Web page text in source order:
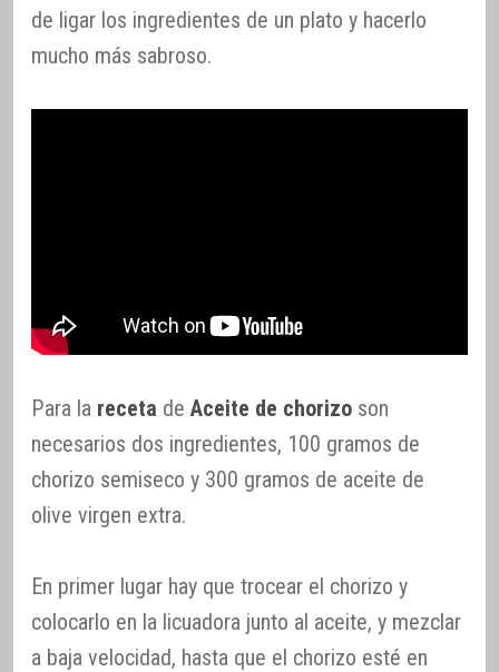
de ligar los ingredientes de un plato y hacerlo
mucho más sabroso.
Para la receta de Aceite de chorizo son
necesarios dos ingredientes, 100 gramos de
chorizo semiseco y 300 gramos de aceite de
olive virgen extra.
En primer lugar hay que trocear el chorizo y
colocarlo en la licuadora junto al aceite, y mezclar
a baja velocidad, hasta que el chorizo esté en